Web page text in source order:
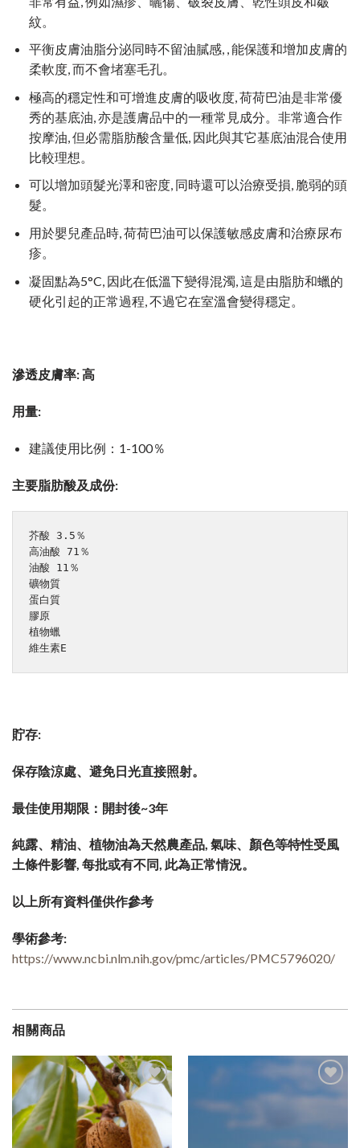
紋。
平衡皮膚油脂分泌同時不留油膩感, , 能保護和增加皮膚的
柔軟度, 而不會堵塞毛孔。
極高的穩定性和可增進皮膚的吸收度, 荷荷巴油是非常優
秀的基底油, 亦是護膚品中的一種常見成分。非常適合作
按摩油, 但必需脂肪酸含量低, 因此與其它基底油混合使用
比較理想。
可以增加頭髮光澤和密度, 同時還可以治療受損, 脆弱的頭
髮。
用於嬰兒產品時, 荷荷巴油可以保護敏感皮膚和治療尿布
疹。
凝固點為5°C, 因此在低溫下變得混濁, 這是由脂肪和蠟的
硬化引起的正常過程, 不過它在室溫會變得穩定。
滲透皮膚率: 高
用量:
建議使用比例：1-100％
主要脂肪酸及成份:
芥酸 3.5％
高油酸 71％
油酸 11％
礦物質
蛋白質
膠原
植物蠟
維生素E
貯存:
保存陰涼處、避免日光直接照射。
最佳使用期限：開封後~3年
純露、精油、植物油為天然農產品, 氣味、顏色等特性受風
土條件影響, 每批或有不同, 此為正常情況。
以上所有資料僅供作參考
學術參考:
https://www.ncbi.nlm.nih.gov/pmc/articles/PMC5796020/
相關商品
願望
清單
加入